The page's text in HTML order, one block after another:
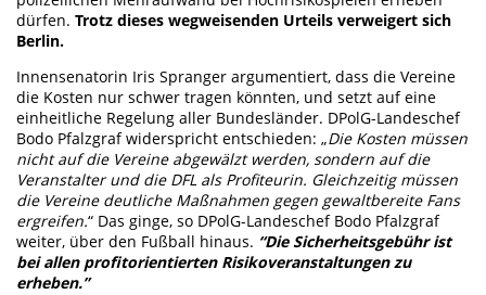
dürfen. Trotz dieses wegweisenden Urteils verweigert sich
Berlin.
Innensenatorin Iris Spranger argumentiert, dass die Vereine
die Kosten nur schwer tragen könnten, und setzt auf eine
einheitliche Regelung aller Bundesländer. DPolG-Landeschef
Bodo Pfalzgraf widerspricht entschieden: „Die Kosten müssen
nicht auf die Vereine abgewälzt werden, sondern auf die
Veranstalter und die DFL als Profiteurin. Gleichzeitig müssen
die Vereine deutliche Maßnahmen gegen gewaltbereite Fans
ergreifen.“ Das ginge, so DPolG-Landeschef Bodo Pfalzgraf
weiter, über den Fußball hinaus. “Die Sicherheitsgebühr ist
bei allen profitorientierten Risikoveranstaltungen zu
erheben.”